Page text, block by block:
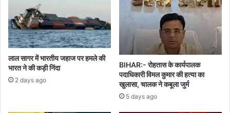
छूट
लाल सागर में भारतीय जहाज पर हमले की
भारत ने की कड़ी निंदा
2 days ago
BIHAR:- रोहतास के कार्यपालक
पदाधिकारी विमल कुमार की हत्या का
खुलासा, चालक ने कबूला जुर्म
5 days ago